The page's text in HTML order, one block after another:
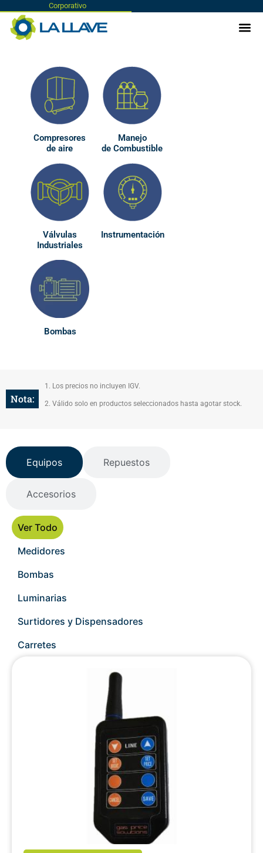
Corporativo
Compresores
de aire
Manejo
de Combustible
Válvulas
Industriales
Instrumentación
Bombas
Nota:
1. Los precios no incluyen IGV.
2. Válido solo en productos seleccionados hasta agotar stock.
Equipos Repuestos
Accesorios
Medidores
Bombas
Luminarias
Surtidores y Dispensadores
Carretes
Ver Todo